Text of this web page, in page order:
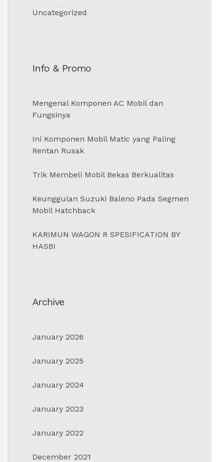
Uncategorized
Info & Promo
Mengenal Komponen AC Mobil dan
Fungsinya
Ini Komponen Mobil Matic yang Paling
Rentan Rusak
Trik Membeli Mobil Bekas Berkualitas
Keunggulan Suzuki Baleno Pada Segmen
Mobil Hatchback
KARIMUN WAGON R SPESIFICATION BY
HASBI
Archive
January 2026
January 2025
January 2024
January 2023
January 2022
December 2021